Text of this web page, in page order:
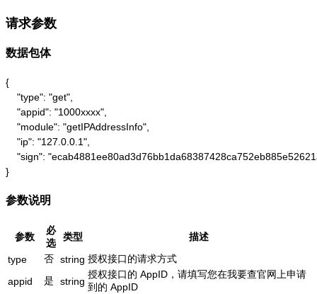
请求参数
数据包体
{
    "type": "get",
    "appid": "1000xxxx",
    "module": "getIPAddressInfo",
    "ip": "127.0.0.1",
"sign":
}
参数说明
参数
必
选
类型
描述
type
否 string 授权接口的请求方式
appid
是 string
授权接口的 AppID，请填写您在我要查官网上申请
到的 AppID